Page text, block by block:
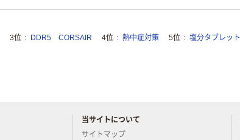
3位 DDR5 CORSAIR 4位 熱中症対策 5位 塩分タブレット
当サイトについて
サイトマップ